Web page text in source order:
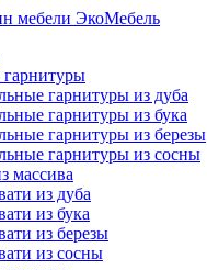
гарнитуры из дуба
гарнитуры из бука
гарнитуры из березы
гарнитуры из сосны
массива
из дуба
из бука
из березы
из сосны